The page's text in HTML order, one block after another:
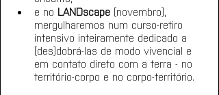
e no LANDscape (novembro),
mergulharemos num curso-retiro
intensivo inteiramente dedicado a
(des)dobrá-las de modo vivencial e
em contato direto com a terra - no
território-corpo e no corpo-território.